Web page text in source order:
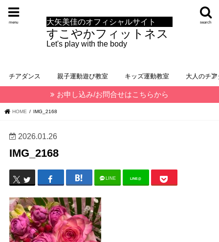
大矢美佳のオフィシャルサイト
すこやかフィットネス
Let's play with the body
search
menu
チアダンス 親子運動遊び教室 キッズ運動教室 大人のチ
お申し込み/お問合せはこちらから
HOME IMG_2168
2026.01.26
IMG_2168
LINE LINE@